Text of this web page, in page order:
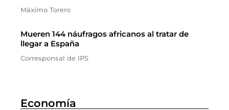
Máximo Torero
Mueren 144 náufragos africanos al tratar de
llegar a España
Corresponsal de IPS
Economía